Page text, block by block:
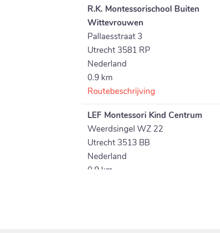
R.K. Montessorischool Buiten
Wittevrouwen
Pallaesstraat 3
Utrecht 3581 RP
Nederland
0.9 km
Routebeschrijving
LEF Montessori Kind Centrum
Weerdsingel WZ 22
Utrecht 3513 BB
Nederland
0.9 km